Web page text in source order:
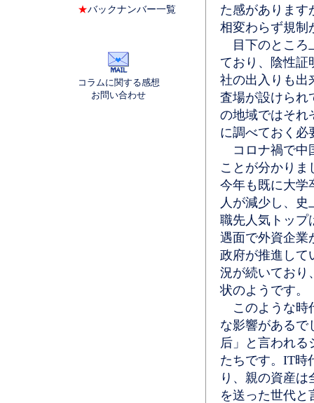
★バックナンバー一覧
コラムに関する感想
お問い合わせ
た感があります
相変わらず規制
目下のところ
ており、陰性証
社の出入りも出
査場が設けられ
の地域ではそれ
に調べておく必
コロナ禍で中
ことが分かりま
今年も既に大学
人が減少し、
職先人気トップ
遇面で外資企業
政府が推進して
況が続いており
状のようです。
このような時
な影響があるで
后」と言われる
たちです。IT時
り、親の資産
を送った世代と